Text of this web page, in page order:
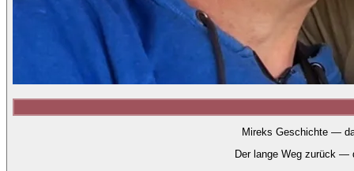
Mireks Geschichte —
Der lange Weg zurück —